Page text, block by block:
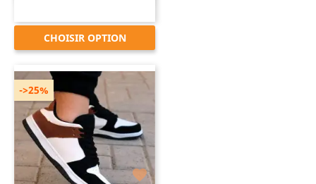
CHOISIR OPTION

->25%